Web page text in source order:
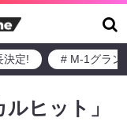
決定! # M-1グラン
ヒット」